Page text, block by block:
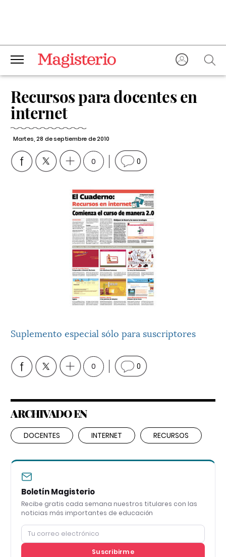
Recursos para docentes en
internet
Martes, 28 de septiembre de 2010
0 0
Suplemento especial sólo para suscriptores
0 0
ARCHIVADO EN
DOCENTES INTERNET RECURSOS
Boletín Magisterio
Recibe gratis cada semana nuestros titulares con las
noticias más importantes de educación
Suscribirme